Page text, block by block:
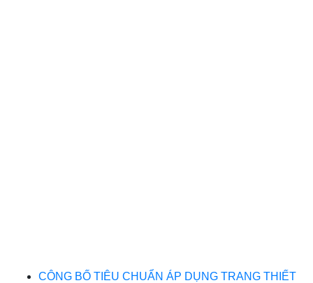
CÔNG BỐ TIÊU CHUẨN ÁP DỤNG TRANG THIẾT